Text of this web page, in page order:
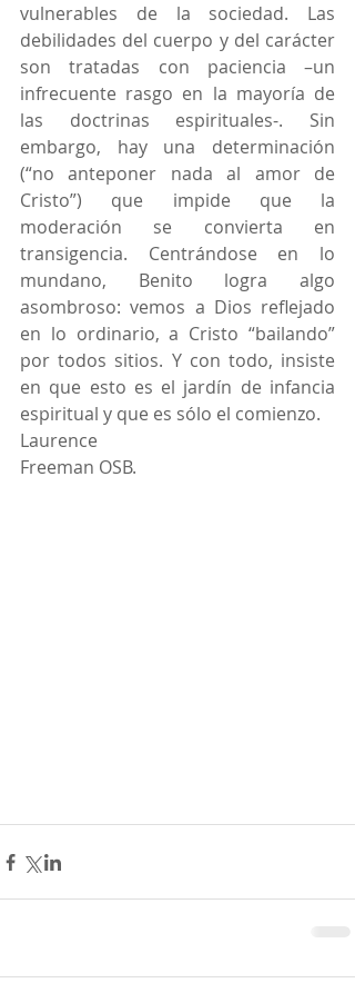
vulnerables de la sociedad. Las
debilidades del cuerpo y del carácter
son tratadas con paciencia –un
infrecuente rasgo en la mayoría de
las doctrinas espirituales-. Sin
embargo, hay una determinación
(“no anteponer nada al amor de
Cristo”) que impide que la
moderación se convierta en
transigencia. Centrándose en lo
mundano, Benito logra algo
asombroso: vemos a Dios reflejado
en lo ordinario, a Cristo “bailando”
por todos sitios. Y con todo, insiste
en que esto es el jardín de infancia
espiritual y que es sólo el comienzo.
Laurence
Freeman OSB.